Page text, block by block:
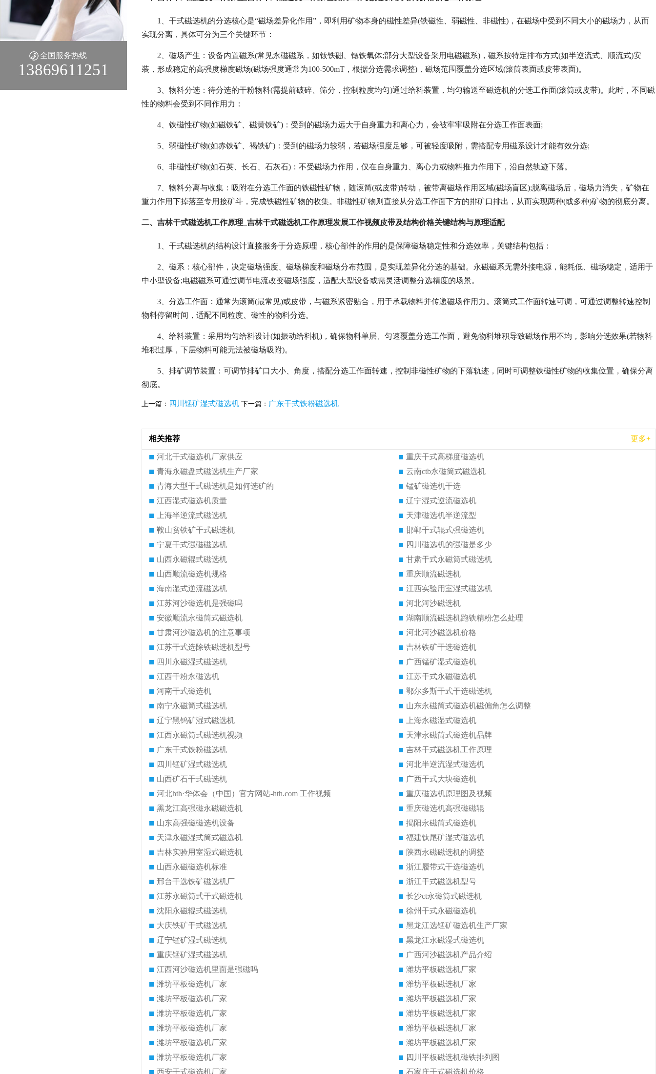
全国服务热线
13869611251
1、干式磁选机的分选核心是“磁场差异化作用”，即利用矿物本身的磁性差异(铁磁性、弱磁性、非磁性)，在磁场中受到不同大小的磁场力，从而
实现分离，具体可分为三个关键环节：
2、磁场产生：设备内置磁系(常见永磁磁系，如钕铁硼、锶铁氧体;部分大型设备采用电磁磁系)，磁系按特定排布方式(如半逆流式、顺流式)安
装，形成稳定的高强度梯度磁场(磁场强度通常为100-500mT，根据分选需求调整)，磁场范围覆盖分选区域(滚筒表面或皮带表面)。
3、物料分选：待分选的干粉物料(需提前破碎、筛分，控制粒度均匀)通过给料装置，均匀输送至磁选机的分选工作面(滚筒或皮带)。此时，不同磁
性的物料会受到不同作用力：
4、铁磁性矿物(如磁铁矿、磁黄铁矿)：受到的磁场力远大于自身重力和离心力，会被牢牢吸附在分选工作面表面;
5、弱磁性矿物(如赤铁矿、褐铁矿)：受到的磁场力较弱，若磁场强度足够，可被轻度吸附，需搭配专用磁系设计才能有效分选;
6、非磁性矿物(如石英、长石、石灰石)：不受磁场力作用，仅在自身重力、离心力或物料推力作用下，沿自然轨迹下落。
7、物料分离与收集：吸附在分选工作面的铁磁性矿物，随滚筒(或皮带)转动，被带离磁场作用区域(磁场盲区);脱离磁场后，磁场力消失，矿物在
重力作用下掉落至专用接矿斗，完成铁磁性矿物的收集。非磁性矿物则直接从分选工作面下方的排矿口排出，从而实现两种(或多种)矿物的彻底分离。
二、吉林干式磁选机工作原理_吉林干式磁选机工作原理发展工作视频皮带及结构价格关键结构与原理适配
1、干式磁选机的结构设计直接服务于分选原理，核心部件的作用的是保障磁场稳定性和分选效率，关键结构包括：
2、磁系：核心部件，决定磁场强度、磁场梯度和磁场分布范围，是实现差异化分选的基础。永磁磁系无需外接电源，能耗低、磁场稳定，适用于
中小型设备;电磁磁系可通过调节电流改变磁场强度，适配大型设备或需灵活调整分选精度的场景。
3、分选工作面：通常为滚筒(最常见)或皮带，与磁系紧密贴合，用于承载物料并传递磁场作用力。滚筒式工作面转速可调，可通过调整转速控制
物料停留时间，适配不同粒度、磁性的物料分选。
4、给料装置：采用均匀给料设计(如振动给料机)，确保物料单层、匀速覆盖分选工作面，避免物料堆积导致磁场作用不均，影响分选效果(若物料
堆积过厚，下层物料可能无法被磁场吸附)。
5、排矿调节装置：可调节排矿口大小、角度，搭配分选工作面转速，控制非磁性矿物的下落轨迹，同时可调整铁磁性矿物的收集位置，确保分离
彻底。
上一篇： 四川锰矿湿式磁选机 下一篇： 广东干式铁粉磁选机
相关推荐 更多+
河北干式磁选机厂家供应
重庆干式高梯度磁选机
青海永磁盘式磁选机生产厂家
云南ctb永磁筒式磁选机
青海大型干式磁选机是如何选矿的
锰矿磁选机干选
江西湿式磁选机质量
辽宁湿式逆流磁选机
上海半逆流式磁选机
天津磁选机半逆流型
鞍山贫铁矿干式磁选机
邯郸干式辊式强磁选机
宁夏干式强磁磁选机
四川磁选机的强磁是多少
山西永磁辊式磁选机
甘肃干式永磁筒式磁选机
山西顺流磁选机规格
重庆顺流磁选机
海南湿式逆流磁选机
江西实验用室湿式磁选机
江苏河沙磁选机是强磁吗
河北河沙磁选机
安徽顺流永磁筒式磁选机
湖南顺流磁选机跑铁精粉怎么处理
甘肃河沙磁选机的注意事项
河北河沙磁选机价格
江苏干式选除铁磁选机型号
吉林铁矿干选磁选机
四川永磁湿式磁选机
广西锰矿湿式磁选机
江西干粉永磁选机
江苏干式永磁磁选机
河南干式磁选机
鄂尔多斯干式干选磁选机
南宁永磁筒式磁选机
山东永磁筒式磁选机磁偏角怎么调整
辽宁黑钨矿湿式磁选机
上海永磁湿式磁选机
江西永磁筒式磁选机视频
天津永磁筒式磁选机品牌
广东干式铁粉磁选机
吉林干式磁选机工作原理
四川锰矿湿式磁选机
河北半逆流湿式磁选机
山西矿石干式磁选机
广西干式大块磁选机
河北hth·华体会（中国）官方网站-hth.com 工作视频
重庆磁选机原理图及视频
黑龙江高强磁永磁磁选机
重庆磁选机高强磁磁辊
山东高强磁磁选机设备
揭阳永磁筒式磁选机
天津永磁湿式筒式磁选机
福建钛尾矿湿式磁选机
吉林实验用室湿式磁选机
陕西永磁磁选机的调整
山西永磁磁选机标准
浙江履带式干选磁选机
邢台干选铁矿磁选机厂
浙江干式磁选机型号
江苏永磁筒式干式磁选机
长沙ct永磁筒式磁选机
沈阳永磁辊式磁选机
徐州干式永磁磁选机
大庆铁矿干式磁选机
黑龙江选锰矿磁选机生产厂家
辽宁锰矿湿式磁选机
黑龙江永磁湿式磁选机
重庆锰矿湿式磁选机
广西河沙磁选机产品介绍
江西河沙磁选机里面是强磁吗
潍坊平板磁选机厂家
潍坊平板磁选机厂家
潍坊平板磁选机厂家
潍坊平板磁选机厂家
潍坊平板磁选机厂家
潍坊平板磁选机厂家
潍坊平板磁选机厂家
潍坊平板磁选机厂家
潍坊平板磁选机厂家
潍坊平板磁选机厂家
潍坊平板磁选机厂家
潍坊平板磁选机厂家
四川平板磁选机磁铁排列图
西安干式磁选机厂家
石家庄干式磁选机价格